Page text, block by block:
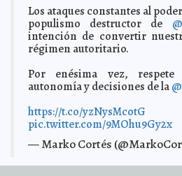
2023-01-29 12:06:51 Emprenden acciones
Laura Aldama
2023-01-27 16:35:24 El Ayuntamiento de
la consulta ciudadana “Diseñemos
Parque”
2023-01-27 16:15:12 Se registra Jervis García,
a la dirigencia del STSPEIDY A7
2023-01-25 20:00:34 El alcalde Renán Barrera
ciudadana como eje para el desarrollo
Sofía Gómez Infante
2023-01-25 19:54:57 Yucatán y México
Ciencias a la altura de su futuro:
Los ataques constantes al
populismo destructor de
intención de convertir
régimen autoritario.
Por enésima vez,
autonomía y decisiones de la
https://t.co/yzNysMcotG
pic.twitter.com/9MOhu9Gy2x
— Marko Cortés